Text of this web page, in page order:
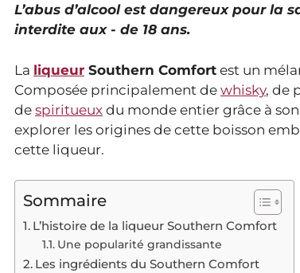
L’abus d’alcool est dangereux pour la
interdite aux - de 18 ans.
La liqueur Southern Comfort est un
Composée principalement de whisky, de
de spiritueux du monde entier grâce à
explorer les origines de cette boisson
cette liqueur.
Sommaire
L’histoire de la liqueur Southern Comfort
Une popularité grandissante
Les ingrédients du Southern Comfort